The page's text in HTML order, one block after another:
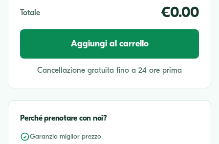
Totale €0.00
Aggiungi al carrello
Cancellazione gratuita fino a 24 ore prima
Perché prenotare con noi?
Garanzia miglior prezzo